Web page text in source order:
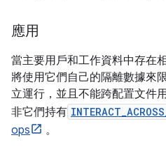
應用
當主要用戶和工作資料中存在
將使用它們自己的隔離數據來
立運行，並且不能跨配置文件
非它們持有
ops
。